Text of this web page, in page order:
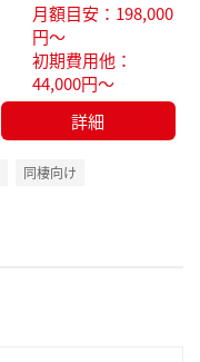
り登
月額目安：198,000
円～
初期費用他：
44,000円～
詳細
同棲向け